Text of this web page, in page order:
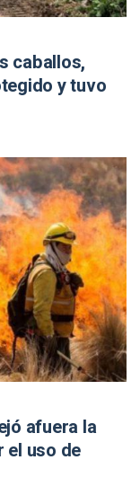
caballos,
y tuvo
afuera la
el uso de